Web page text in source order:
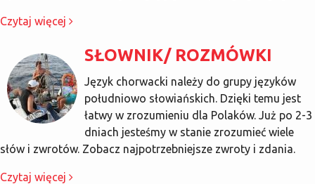
Czytaj więcej
SŁOWNIK/ ROZMÓWKI
Język chorwacki należy do grupy języków
południowo słowiańskich. Dzięki temu jest
łatwy w zrozumieniu dla Polaków. Już po 2-3
dniach jesteśmy w stanie zrozumieć wiele
słów i zwrotów. Zobacz najpotrzebniejsze zwroty i zdania.
Czytaj więcej